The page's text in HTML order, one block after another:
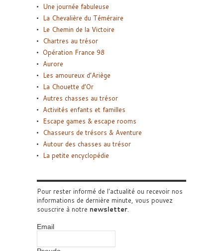
Une journée fabuleuse
La Chevalière du Téméraire
Le Chemin de la Victoire
Chartres au trésor
Opération France 98
Aurore
Les amoureux d’Ariège
La Chouette d’Or
Autres chasses au trésor
Activités enfants et familles
Escape games & escape rooms
Chasseurs de trésors & Aventure
Autour des chasses au trésor
La petite encyclopédie
Pour rester informé de l'actualité ou recevoir nos
informations de dernière minute, vous pouvez
souscrire à notre newsletter.
Email